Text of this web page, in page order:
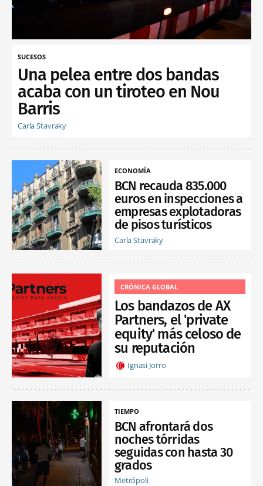
SUCESOS
Una pelea entre dos bandas
acaba con un tiroteo en Nou
Barris
Carla Stavraky
ECONOMÍA
BCN recauda 835.000
euros en inspecciones a
empresas explotadoras
de pisos turísticos
Carla Stavraky
CRÓNICA GLOBAL
Los bandazos de AX
Partners, el 'private
equity' más celoso de
su reputación
Ignasi Jorro
TIEMPO
BCN afrontará dos
noches tórridas
seguidas con hasta 30
grados
Metrópoli